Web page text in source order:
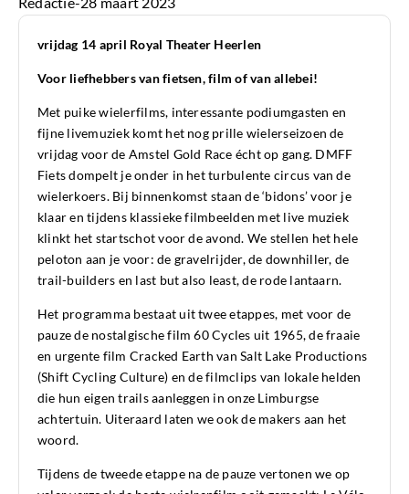
vrijdag 14 april Royal Theater Heerlen
Voor liefhebbers van fietsen, film of van allebei!
Met puike wielerfilms, interessante podiumgasten en
fijne livemuziek komt het nog prille wielerseizoen de
vrijdag voor de Amstel Gold Race écht op gang. DMFF
Fiets dompelt je onder in het turbulente circus van de
wielerkoers. Bij binnenkomst staan de ‘bidons’ voor je
klaar en tijdens klassieke filmbeelden met live muziek
klinkt het startschot voor de avond. We stellen het hele
peloton aan je voor: de gravelrijder, de downhiller, de
trail-builders en last but also least, de rode lantaarn.
Het programma bestaat uit twee etappes, met voor de
pauze de nostalgische film 60 Cycles uit 1965, de fraaie
en urgente film Cracked Earth van Salt Lake Productions
(Shift Cycling Culture) en de filmclips van lokale helden
die hun eigen trails aanleggen in onze Limburgse
achtertuin. Uiteraard laten we ook de makers aan het
woord.
Tijdens de tweede etappe na de pauze vertonen we op